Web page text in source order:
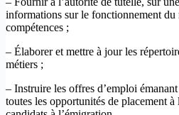
informations sur le fonctionnement du
compétences ;
– Élaborer et mettre à jour les
métiers ;
– Instruire les offres d’emploi
toutes les opportunités de placement à